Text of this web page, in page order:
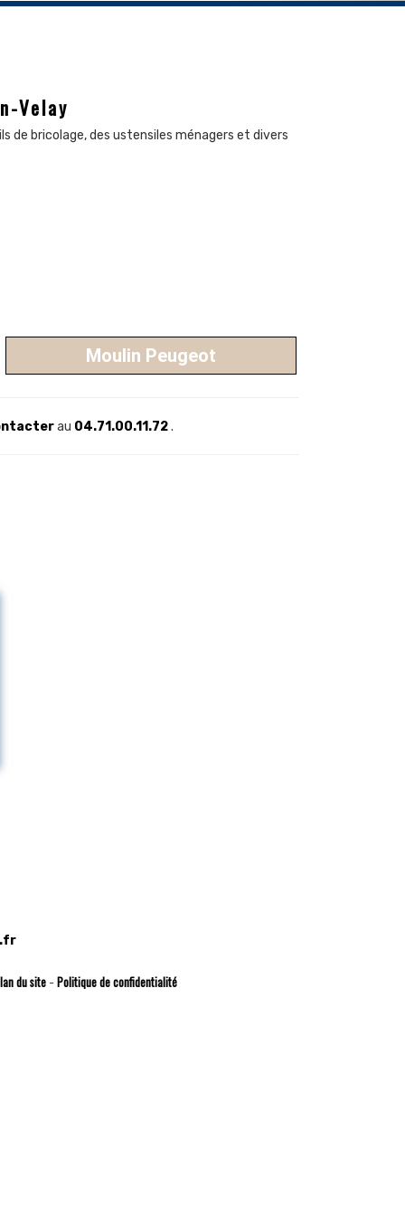
Velay
de bricolage, des ustensiles ménagers et divers
Moulin Peugeot
au 04.71.00.11.72.
du site - Politique de confidentialité